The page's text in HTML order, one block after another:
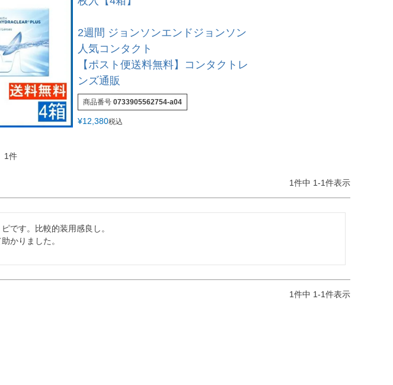
2週間 ジョンソンエンドジョンソン
人気コンタクト
【ポスト便送料無料】コンタクトレ
ンズ通販
商品番号 0733905562754-a04
¥12,380税込
1
1件中 1-1件表示
です。比較的装用感良し。
かりました。
1件中 1-1件表示